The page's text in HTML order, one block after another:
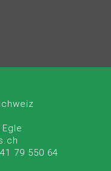
79 550 64